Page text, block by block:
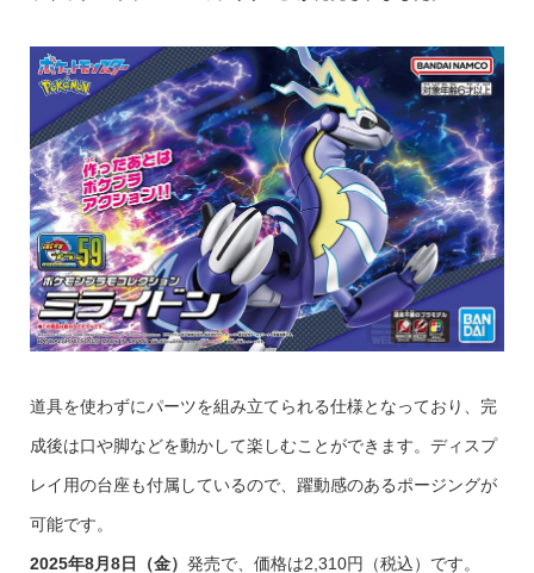
道具を使わずにパーツを組み立てられる仕様となっており、完
成後は口や脚などを動かして楽しむことができます。ディスプ
レイ用の台座も付属しているので、躍動感のあるポージングが
可能です。
2025年8月8日（金） 発売で、価格は2,310円（税込）です。